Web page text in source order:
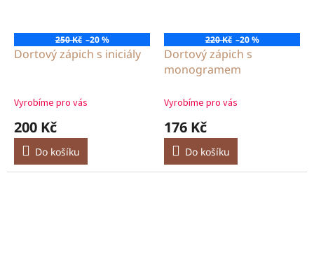
250 Kč –20 %
Dortový zápich s iniciály
Vyrobíme pro vás
200 Kč
Do košíku
220 Kč –20 %
Dortový zápich s
monogramem
Vyrobíme pro vás
176 Kč
Do košíku